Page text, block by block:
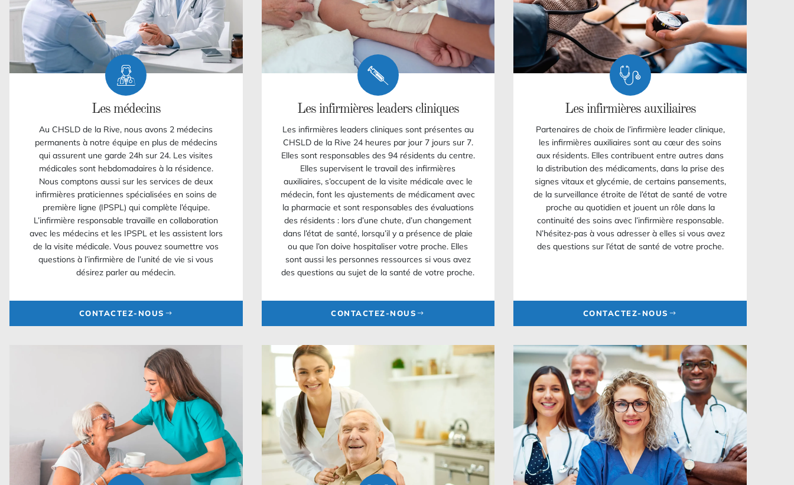
Les médecins
Au CHSLD de la Rive, nous avons 2 médecins
permanents à notre équipe en plus de médecins
qui assurent une garde 24h sur 24. Les visites
médicales sont hebdomadaires à la résidence.
Nous comptons aussi sur les services de deux
infirmières praticiennes spécialisées en soins de
première ligne (IPSPL) qui complète l’équipe.
L’infirmière responsable travaille en collaboration
avec les médecins et les IPSPL et les assistent lors
de la visite médicale. Vous pouvez soumettre vos
questions à l’infirmière de l’unité de vie si vous
désirez parler au médecin.
CONTACTEZ-NOUS
Les infirmières leaders cliniques
Les infirmières leaders cliniques sont présentes au
CHSLD de la Rive 24 heures par jour 7 jours sur 7.
Elles sont responsables des 94 résidents du centre.
Elles supervisent le travail des infirmières
auxiliaires, s’occupent de la visite médicale avec le
médecin, font les ajustements de médicament avec
la pharmacie et sont responsables des évaluations
des résidents : lors d’une chute, d’un changement
dans l’état de santé, lorsqu’il y a présence de plaie
ou que l’on doive hospitaliser votre proche. Elles
sont aussi les personnes ressources si vous avez
des questions au sujet de la santé de votre proche.
CONTACTEZ-NOUS
Les infirmières auxiliaires
Partenaires de choix de l’infirmière leader clinique,
les infirmières auxiliaires sont au cœur des soins
aux résidents. Elles contribuent entre autres dans
la distribution des médicaments, dans la prise des
signes vitaux et glycémie, de certains pansements,
de la surveillance étroite de l’état de santé de votre
proche au quotidien et jouent un rôle dans la
continuité des soins avec l’infirmière responsable.
N’hésitez-pas à vous adresser à elles si vous avez
des questions sur l’état de santé de votre proche.
CONTACTEZ-NOUS